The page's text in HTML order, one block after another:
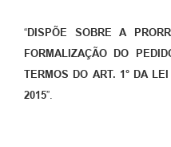
“DISPÕE SOBRE A
FORMALIZAÇÃO DO
TERMOS DO ART. 1° DA
2015”.